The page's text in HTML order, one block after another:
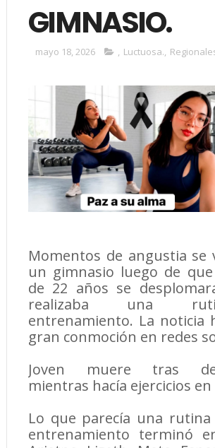
GIMNASIO.
mayo 18, 2026 , Luctuosa.,
Momentos de angustia se
un gimnasio luego de
de 22 años se
realizaba una
entrenamiento. La noticia
gran conmoción en redes
Joven muere tras
mientras hacía ejercicios
Lo que parecía una
entrenamiento terminó